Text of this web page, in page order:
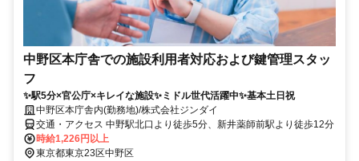
中野区本庁舎での施設利用者対応および鍵管理スタッ
フ
✨駅5分×官公庁×キレイな施設✨ミドル世代活躍中✨基本土日祝
中野区本庁舎内(勤務地)/株式会社ジンダイ
交通・アクセス 中野駅北口より徒歩5分、新井薬師前駅より徒歩12分
時給1,226円以上
東京都東京23区中野区